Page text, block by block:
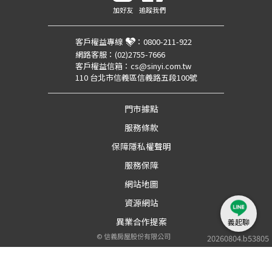
20260804.b53805
加好友 追蹤我們
客戶權益專線 ： 0800-211-922
網路客服： (02)2755-7666
客戶權益信箱： cs@sinyi.com.tw
110 台北市信義區信義路五段100號
門市據點
服務條款
保障隱私權聲明
服務保障
網站地圖
資源網站
異業合作提案
©信義房屋股份有限公司
義起聊